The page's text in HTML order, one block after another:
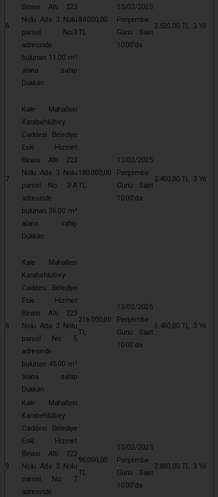
6
Binası Altı 223
Nolu Ada 3 Nolu
parsel No:3
adresinde
bulunan 11.00 m²
alana sahip
Dükkân
84.000,00
TL
13/02/2025
Perşembe
Günü Saat
10:00’da
2.520,00 TL 3 Yıl
7
Kale Mahallesi
Karabehlülbey
Caddesi Belediye
Eski Hizmet
Binası Altı 223
Nolu Ada 3 Nolu
parsel No: 3/A
adresinde
bulunan 36.00 m²
alana sahip
Dükkân
180.000,00
TL
13/02/2025
Perşembe
Günü Saat
10:00’da
5.400,00 TL 3 Yıl
8
Kale Mahallesi
Karabehlülbey
Caddesi Belediye
Eski Hizmet
Binası Altı 223
Nolu Ada 3 Nolu
parsel No: 5
adresinde
bulunan 45.00 m²
alana sahip
Dükkân
216.000,00
TL
13/02/2025
Perşembe
Günü Saat
10:00’da
6.480,00 TL 3 Yıl
9
Kale Mahallesi
Karabehlülbey
Caddesi Belediye
Eski Hizmet
Binası Altı 223
Nolu Ada 3 Nolu
parsel No: 7
adresinde
96.000,00
TL
13/02/2025
Perşembe
Günü Saat
10:00’da
2.880,00 TL 3 Yıl